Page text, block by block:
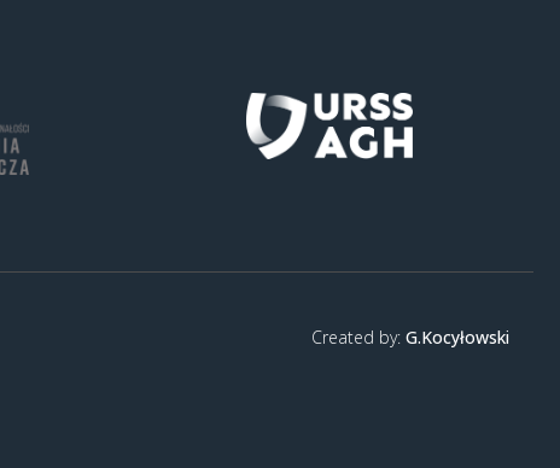
Created by: G.Kocyłowski